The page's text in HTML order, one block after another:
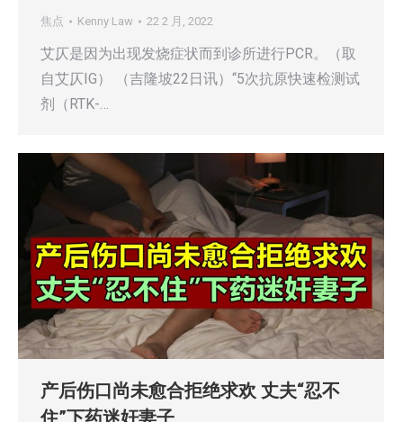
焦点 Kenny Law 22 2 月, 2022
艾仄是因为出现发烧症状而到诊所进行PCR。（取
自艾仄IG） （吉隆坡22日讯）“5次抗原快速检测试
剂（RTK-…
产后伤口尚未愈合拒绝求欢 丈夫“忍不
住”下药迷奸妻子